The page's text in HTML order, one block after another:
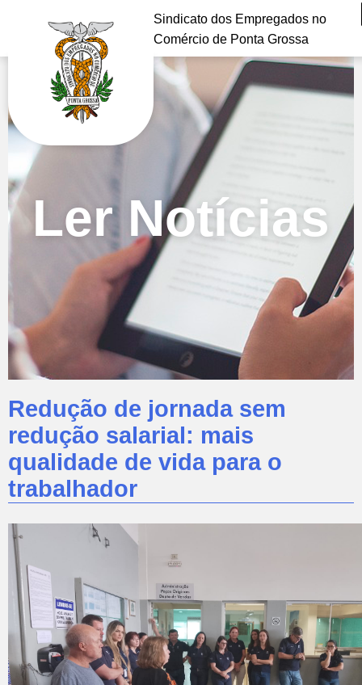
Sindicato dos Empregados no
Comércio de Ponta Grossa
Ler Notícias
Redução de jornada sem
redução salarial: mais
qualidade de vida para o
trabalhador